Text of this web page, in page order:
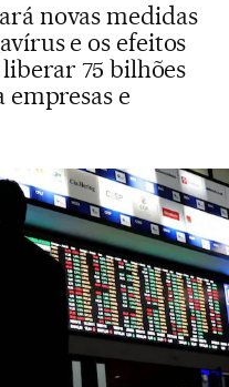
novas medidas
e os efeitos
75 bilhões
empresas e